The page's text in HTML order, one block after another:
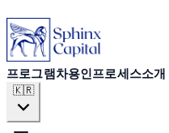
프로그램차용인프로세스소개
🇰🇷
프로그램
차용인
프로세스